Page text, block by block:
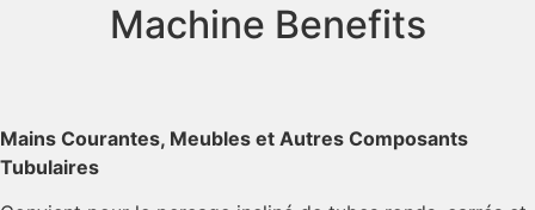
Machine Benefits
Mains Courantes, Meubles et Autres Composants
Tubulaires